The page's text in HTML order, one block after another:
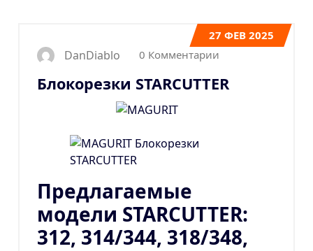
27 ФЕВ 2025
DanDiablo 0 Комментарии
Блокорезки STARCUTTER
Предлагаемые
модели STARCUTTER:
312, 314/344, 318/348,